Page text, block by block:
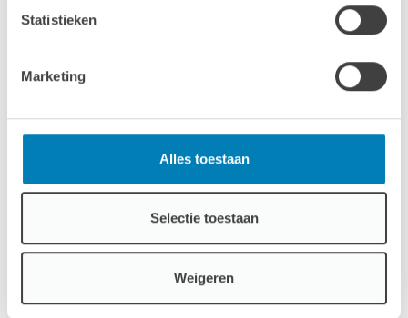
Statistieken
Marketing
Alles toestaan
Selectie toestaan
Weigeren